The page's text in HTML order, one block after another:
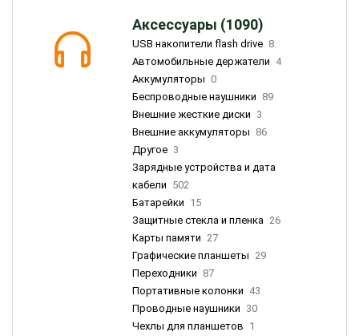
Аксессуары (1090)
USB накопители flash drive 8
Автомобильные держатели 4
Аккумуляторы 0
Беспроводные наушники 89
Внешние жесткие диски 3
Внешние аккумуляторы 86
Другое 3
Зарядные устройства и дата
кабели 502
Батарейки 15
Защитные стекла и пленка 26
Карты памяти 27
Графические планшеты 29
Переходники 87
Портативные колонки 43
Проводные наушники 30
Чехлы для планшетов 1